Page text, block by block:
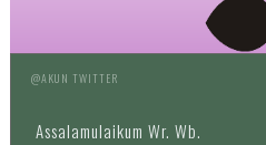
@AKUN TWITTER
Assalamulaikum Wr. Wb.